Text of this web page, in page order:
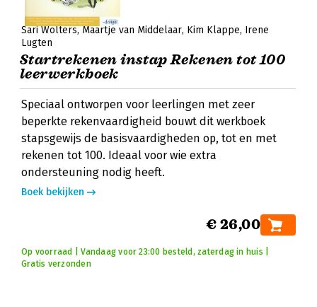
Sari Wolters Maartje van Middelaar Kim Klappe Irene
Lugten
Startrekenen instap Rekenen tot 100
leerwerkboek
Speciaal ontworpen voor leerlingen met zeer
beperkte rekenvaardigheid bouwt dit werkboek
stapsgewijs de basisvaardigheden op, tot en met
rekenen tot 100. Ideaal voor wie extra
ondersteuning nodig heeft.
Boek bekijken
€ 26,00
Op voorraad | Vandaag voor 23:00 besteld, zaterdag in huis |
Gratis verzonden